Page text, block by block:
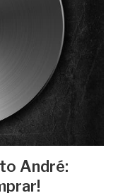
André: